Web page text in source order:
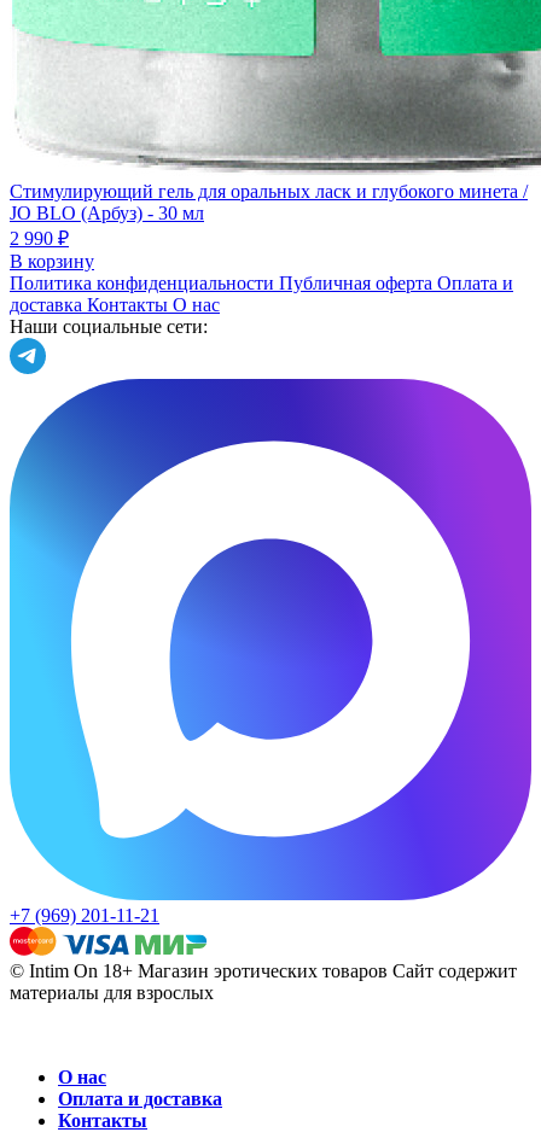
Стимулирующий гель для оральных ласк и глубокого минета /
JO BLO (Арбуз) - 30 мл
2 990 ₽
В корзину
Политика конфиденциальности Публичная оферта Оплата и
доставка Контакты О нас
Наши социальные сети:
+7 (969) 201-11-21
© Intim On 18+ Магазин эротических товаров Сайт содержит
материалы для взрослых
О нас
Оплата и доставка
Контакты